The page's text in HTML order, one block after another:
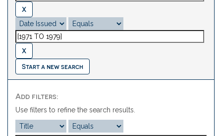
Start a new search
Add filters:
Use filters to refine the search results.